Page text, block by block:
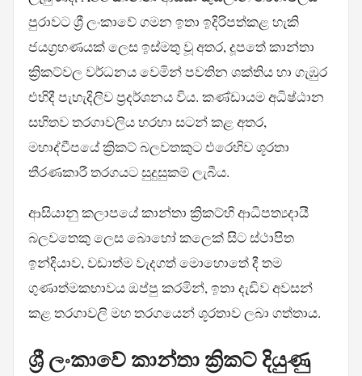
පුරාවට ශ්‍රී ලංකාවේ ගමන ඉතා ඉදිරිපත්කළ හැකි
ජයග්‍රහණයක් ලෙස ඉස්මතු වූ අතර, දූපතේ කාන්තා
ක්‍රිකට්වල වර්ධනය වෙමින් පවතින ශක්තිය හා ගැඹුර
එහිදී පැහැදිලිව ප්‍රදර්ශනය විය. කණ්ඩායම අධිෂ්ඨාන
සහිතව තරගාවලිය හරහා සටන් කළ අතර,
මහාද්වීපයේ ක්‍රිකට් බලවතකුට එරෙහිව ශූරතා
තීරණකාරී තරගයට සුදුසුකම් ලැබීය.
ආසියානු කලාපයේ කාන්තා ක්‍රිකට්හි ආධිපත්‍යදායී
බලවතෙකු ලෙස බොහෝ කලෙක් සිට ස්ථාපිත
ඉන්දියාව, වඩාත්ම වැදගත් මොහොතේ දී තම
ගුණාත්මකභාවය ඔප්පු කරමින්, ඉතා දැඩිව අවසන්
කළ තරගාවලි මහ තරගයෙන් ශූරතාව ලබා ගත්තාය.
ශ්‍රී ලංකාවේ කාන්තා ක්‍රිකට් දියුණු